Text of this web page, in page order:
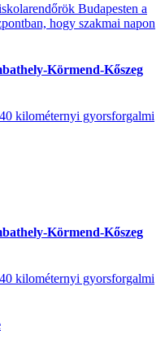
Budapesten a
hogy szakmai napon
Körmend-Kőszeg
kilométernyi gyorsforgalmi
Körmend-Kőszeg
kilométernyi gyorsforgalmi